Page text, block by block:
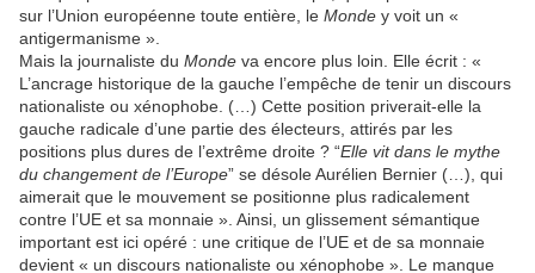
sur l’Union européenne toute entière, le Monde y voit un «
antigermanisme ».
Mais la journaliste du Monde va encore plus loin. Elle écrit : «
L’ancrage historique de la gauche l’empêche de tenir un discours
nationaliste ou xénophobe. (…) Cette position priverait-elle la
gauche radicale d’une partie des électeurs, attirés par les
positions plus dures de l’extrême droite ? “Elle vit dans le mythe
du changement de l’Europe” se désole Aurélien Bernier (…), qui
aimerait que le mouvement se positionne plus radicalement
contre l’UE et sa monnaie ». Ainsi, un glissement sémantique
important est ici opéré : une critique de l’UE et de sa monnaie
devient « un discours nationaliste ou xénophobe ». Le manque